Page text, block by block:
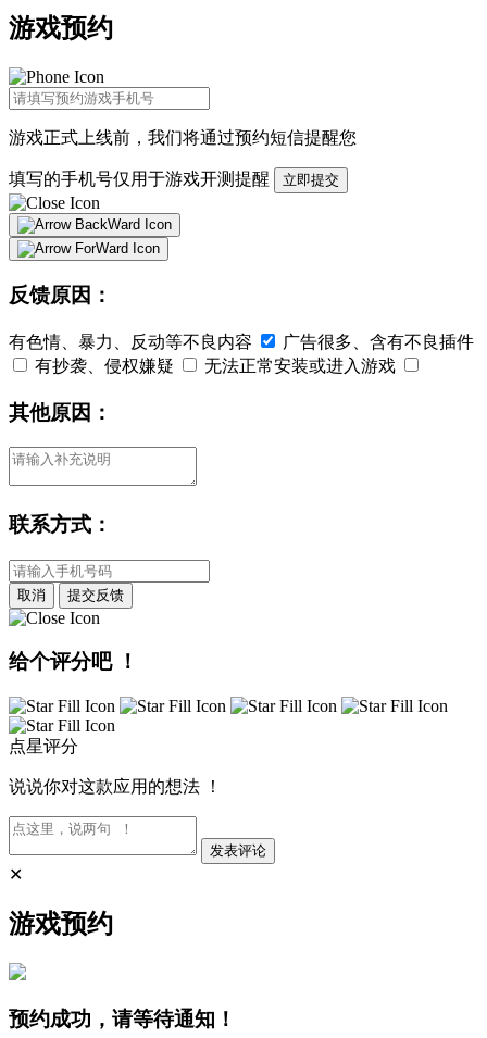
游戏预约
游戏正式上线前，我们将通过预约短信提醒您
填写的手机号仅用于游戏开测提醒 立即提交
反馈原因：
有色情、暴力、反动等不良内容
广告很多、含有不良插件
有抄袭、侵权嫌疑
无法正常安装或进入游戏
其他原因：
联系方式：
取消 提交反馈
给个评分吧 ！
点星评分
说说你对这款应用的想法 ！
发表评论
✕
游戏预约
预约成功，请等待通知！